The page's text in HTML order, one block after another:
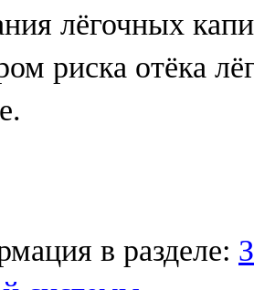
лёгочных
риска отёка
в разделе: